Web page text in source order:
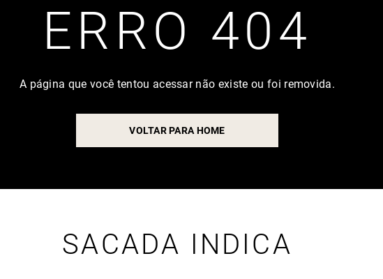
ERRO 404
A página que você tentou acessar não existe ou foi removida.
VOLTAR PARA HOME
SACADA INDICA